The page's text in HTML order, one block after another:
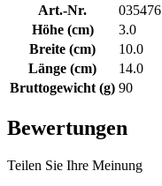
Art.-Nr.
035476
Höhe (cm)
3.0
Breite (cm)
10.0
Länge (cm)
14.0
Bruttogewicht (g) 90
Bewertungen
Teilen Sie Ihre Meinung